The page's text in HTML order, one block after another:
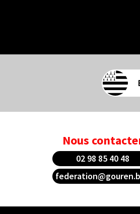
Nous
02 98 85 40 48